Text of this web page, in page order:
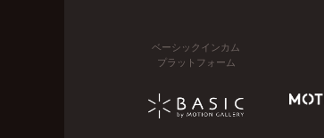
ベーシックインカム
プラットフォーム